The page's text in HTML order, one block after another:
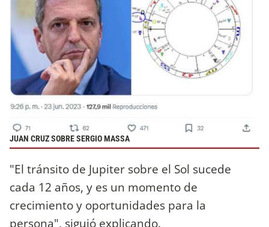
JUAN CRUZ SOBRE SERGIO MASSA
"El tránsito de Jupiter sobre el Sol sucede
cada 12 años, y es un momento de
crecimiento y oportunidades para la
persona", siguió explicando.